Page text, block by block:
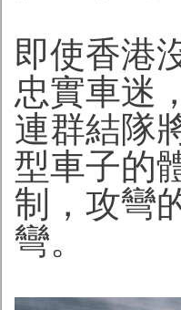
即使香港
忠實車迷
連群結隊
型車子的
制，攻彎
彎。